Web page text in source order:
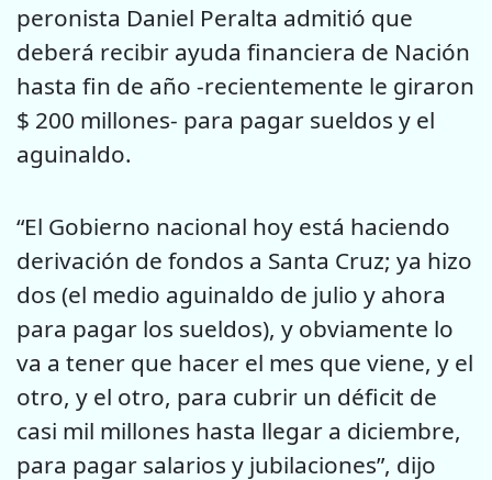
peronista Daniel Peralta admitió que
deberá recibir ayuda financiera de Nación
hasta fin de año -recientemente le giraron
$ 200 millones- para pagar sueldos y el
aguinaldo.
“El Gobierno nacional hoy está haciendo
derivación de fondos a Santa Cruz; ya hizo
dos (el medio aguinaldo de julio y ahora
para pagar los sueldos), y obviamente lo
va a tener que hacer el mes que viene, y el
otro, y el otro, para cubrir un déficit de
casi mil millones hasta llegar a diciembre,
para pagar salarios y jubilaciones”, dijo